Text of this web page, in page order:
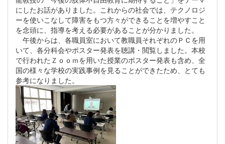
にしたお話がありました。これからの社会では、テクノロジ
ーを使いこなして障害をもつ方々ができることを増やすこと
を念頭に、指導を考える必要があることが分かりました。
午後からは、各職員室において教職員それぞれのＰＣを用
いて、各分科会やポスター発表を聴講・閲覧しました。本校
で行われたＺｏｏｍを用いた授業のポスター発表も含め、全
国の様々な学校の実践事例を見ることができたため、とても
参考になりました。